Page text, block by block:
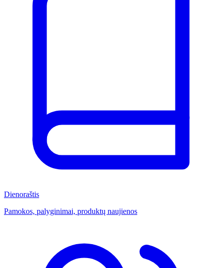
Dienoraštis
Pamokos, palyginimai, produktų naujienos